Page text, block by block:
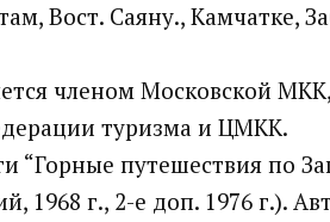
Вост. Саяну., Камчатке,
членом Московской
туризма и ЦМКК.
“Горные путешествия по
1968 г., 2-е доп. 1976 г.).